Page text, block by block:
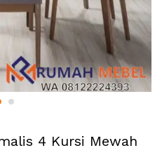
4 Kursi Mewah